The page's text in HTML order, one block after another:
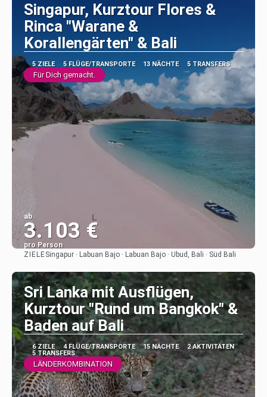
Singapur, Kurztour Flores &
Rinca "Warane &
Korallengärten" & Bali
5 ZIELE 5 FLÜGE/TRANSPORTE 13 NÄCHTE 5 TRANSFERS
Für Dich gemacht.
ab
3.103 €
pro Person
ZIELESingapur · Labuan Bajo · Labuan Bajo · Ubud, Bali · Süd Bali
Sri Lanka mit Ausflügen,
Kurztour "Rund um Bangkok" &
Baden auf Bali
6 ZIELE 4 FLÜGE/TRANSPORTE 15 NÄCHTE
2 AKTIVITÄTEN
5 TRANSFERS
LÄNDERKOMBINATION